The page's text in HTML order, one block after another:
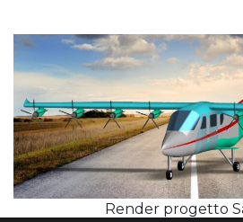
Render progetto